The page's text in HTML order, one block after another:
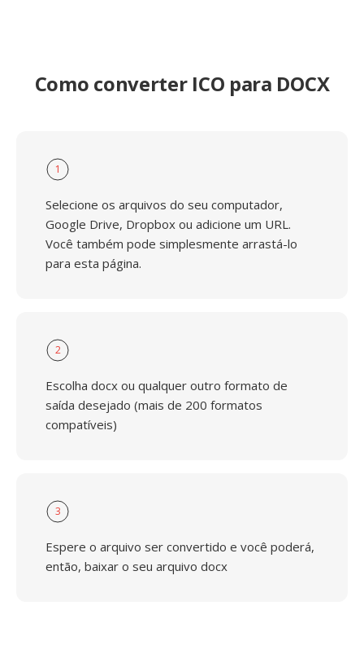
Como converter ICO para DOCX
1
Selecione os arquivos do seu computador,
Google Drive, Dropbox ou adicione um URL.
Você também pode simplesmente arrastá-lo
para esta página.
2
Escolha docx ou qualquer outro formato de
saída desejado (mais de 200 formatos
compatíveis)
3
Espere o arquivo ser convertido e você poderá,
então, baixar o seu arquivo docx